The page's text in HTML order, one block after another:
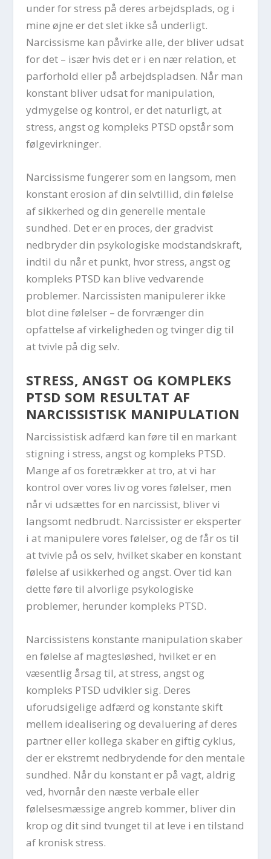
under for stress på deres arbejdsplads, og i
mine øjne er det slet ikke så underligt.
Narcissisme kan påvirke alle, der bliver udsat
for det – især hvis det er i en nær relation, et
parforhold eller på arbejdspladsen. Når man
konstant bliver udsat for manipulation,
ydmygelse og kontrol, er det naturligt, at
stress, angst og kompleks PTSD opstår som
følgevirkninger.
Narcissisme fungerer som en langsom, men
konstant erosion af din selvtillid, din følelse
af sikkerhed og din generelle mentale
sundhed. Det er en proces, der gradvist
nedbryder din psykologiske modstandskraft,
indtil du når et punkt, hvor stress, angst og
kompleks PTSD kan blive vedvarende
problemer. Narcissisten manipulerer ikke
blot dine følelser – de forvrænger din
opfattelse af virkeligheden og tvinger dig til
at tvivle på dig selv.
STRESS, ANGST OG KOMPLEKS
PTSD SOM RESULTAT AF
NARCISSISTISK MANIPULATION
Narcissistisk adfærd kan føre til en markant
stigning i stress, angst og kompleks PTSD.
Mange af os foretrækker at tro, at vi har
kontrol over vores liv og vores følelser, men
når vi udsættes for en narcissist, bliver vi
langsomt nedbrudt. Narcissister er eksperter
i at manipulere vores følelser, og de får os til
at tvivle på os selv, hvilket skaber en konstant
følelse af usikkerhed og angst. Over tid kan
dette føre til alvorlige psykologiske
problemer, herunder kompleks PTSD.
Narcissistens konstante manipulation skaber
en følelse af magtesløshed, hvilket er en
væsentlig årsag til, at stress, angst og
kompleks PTSD udvikler sig. Deres
uforudsigelige adfærd og konstante skift
mellem idealisering og devaluering af deres
partner eller kollega skaber en giftig cyklus,
der er ekstremt nedbrydende for den mentale
sundhed. Når du konstant er på vagt, aldrig
ved, hvornår den næste verbale eller
følelsesmæssige angreb kommer, bliver din
krop og dit sind tvunget til at leve i en tilstand
af kronisk stress.